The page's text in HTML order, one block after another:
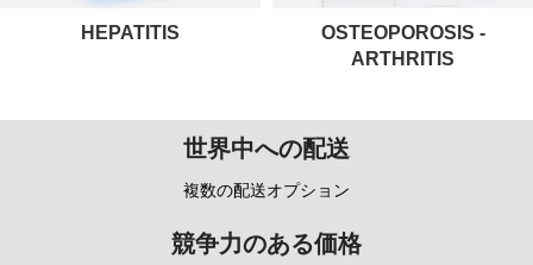
HEPATITIS
OSTEOPOROSIS -
ARTHRITIS
世界中への配送
複数の配送オプション
競争力のある価格